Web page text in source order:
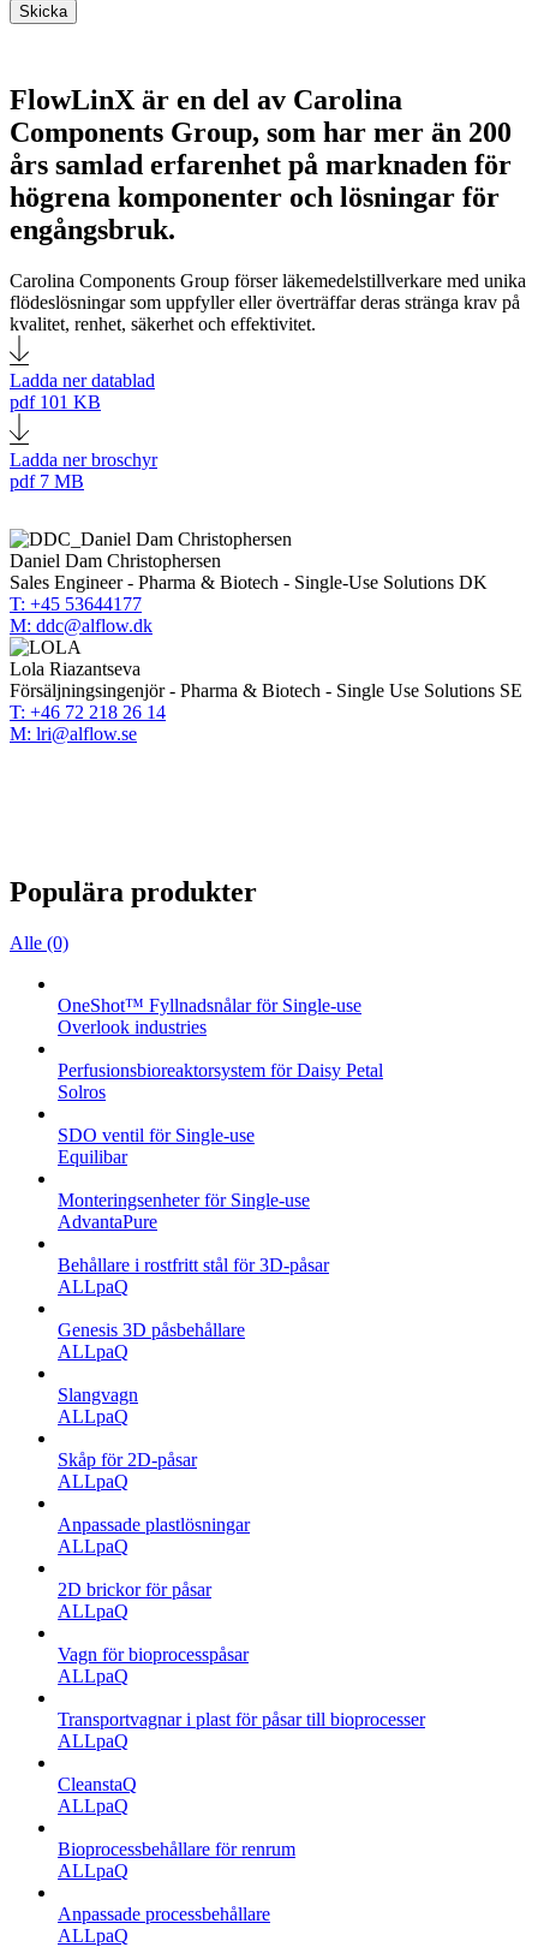
Skicka
FlowLinX är en del av Carolina
Components Group, som har mer än 200
års samlad erfarenhet på marknaden för
högrena komponenter och lösningar för
engångsbruk.
Carolina Components Group förser läkemedelstillverkare med unika
flödeslösningar som uppfyller eller överträffar deras stränga krav på
kvalitet, renhet, säkerhet och effektivitet.
Ladda ner datablad
pdf 101 KB
Ladda ner broschyr
pdf 7 MB
Daniel Dam Christophersen
Sales Engineer - Pharma & Biotech - Single-Use Solutions DK
T: +45 53644177
M: ddc@alflow.dk
Lola Riazantseva
Försäljningsingenjör - Pharma & Biotech - Single Use Solutions SE
T: +46 72 218 26 14
M: lri@alflow.se
Populära produkter
Alle (0)
OneShot™ Fyllnadsnålar för Single-use
Overlook industries
Perfusionsbioreaktorsystem för Daisy Petal
Solros
SDO ventil för Single-use
Equilibar
Monteringsenheter för Single-use
AdvantaPure
Behållare i rostfritt stål för 3D-påsar
ALLpaQ
Genesis 3D påsbehållare
ALLpaQ
Slangvagn
ALLpaQ
Skåp för 2D-påsar
ALLpaQ
Anpassade plastlösningar
ALLpaQ
2D brickor för påsar
ALLpaQ
Vagn för bioprocesspåsar
ALLpaQ
Transportvagnar i plast för påsar till bioprocesser
ALLpaQ
CleanstaQ
ALLpaQ
Bioprocessbehållare för renrum
ALLpaQ
Anpassade processbehållare
ALLpaQ